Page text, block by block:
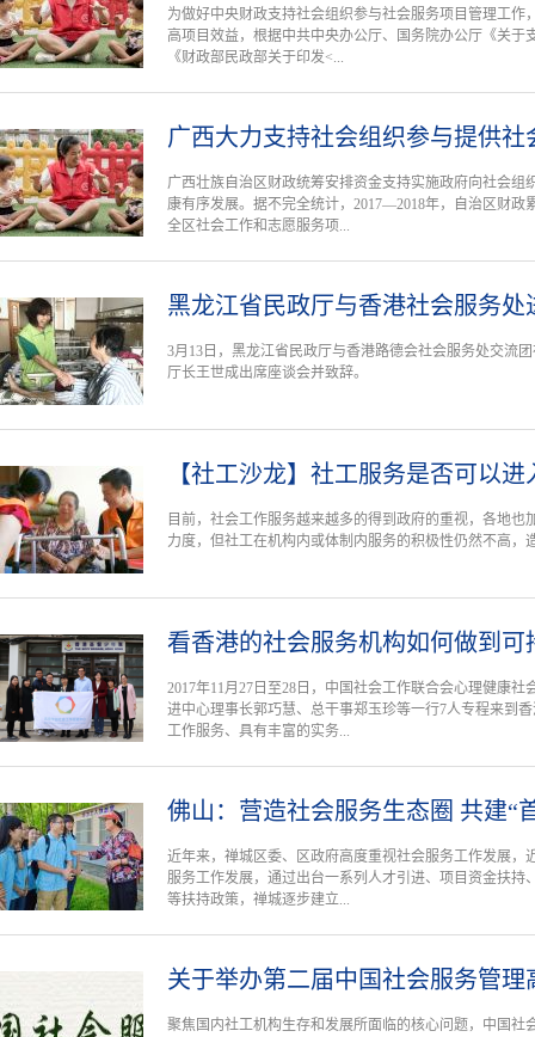
为做好中央财政支持社会组织参与社会服务项目管理工作
高项目效益，根据中共中央办公厅、国务院办公厅《关于
《财政部民政部关于印发<...
广西大力支持社会组织参与提供社
广西壮族自治区财政统筹安排资金支持实施政府向社会组
康有序发展。据不完全统计，2017—2018年，自治区财政
全区社会工作和志愿服务项...
黑龙江省民政厅与香港社会服务处
3月13日，黑龙江省民政厅与香港路德会社会服务处交流
厅长王世成出席座谈会并致辞。
【社工沙龙】社工服务是否可以
目前，社会工作服务越来越多的得到政府的重视，各地
力度，但社工在机构内或体制内服务的积极性仍然不高，
看香港的社会服务机构如何做到可
2017年11月27日至28日，中国社会工作联合会心理健康
进中心理事长郭巧慧、总干事郑玉珍等一行7人专程来到
工作服务、具有丰富的实务...
佛山：营造社会服务生态圈 共建“
近年来，禅城区委、区政府高度重视社会服务工作发展，
服务工作发展，通过出台一系列人才引进、项目资金扶持
等扶持政策，禅城逐步建立...
关于举办第二届中国社会服务管理
聚焦国内社工机构生存和发展所面临的核心问题，中国社